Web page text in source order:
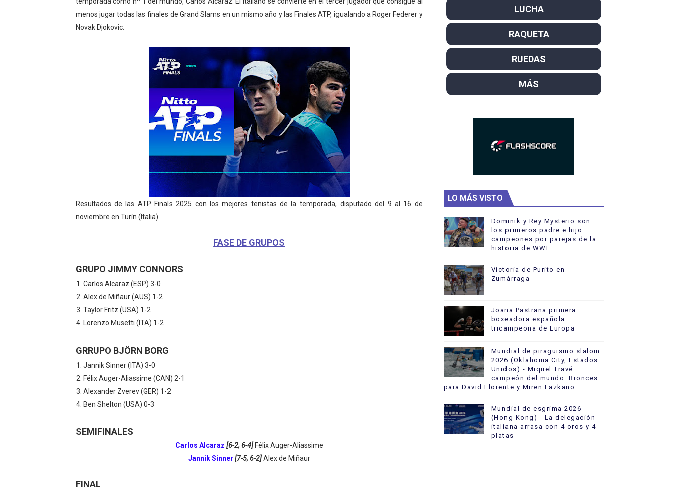
Athletes Unlimited Softball League 2026 - Las Utah Talons son bicampeonas de la AUSL
Mundial de piragüismo slalom 2026 (Oklahoma City, Estados Unidos) - Miquel Travé campeón del mundo. Bronces para David Llorente y Miren
Tour de Francia masculino 2026 - Tadej Pogacar entra en el selecto grupo de los pentacampeones, los más laureados
Mundial de Fórmula 1 2026 - Lando Norris consigue en Hungría su primera victoria del año como campeón
Campeonato de Europa de high diving 2026 (París, Francia) - Catalin Preda y Nelli Chukanivska nuevos campeones con Carlos Gimeno a las
menos jugar todas las finales de Grand Slams en un mismo año y las Finales ATP, igualando a Roger Federer y
Novak Djokovic.
Resultados de las ATP Finals 2025 con los mejores tenistas de la temporada, disputado del 9 al 16 de
noviembre en Turín (Italia).
FASE DE GRUPOS
GRUPO JIMMY CONNORS
Carlos Alcaraz (ESP) 3-0
Alex de Miñaur (AUS) 1-2
Taylor Fritz (USA) 1-2
Lorenzo Musetti (ITA) 1-2
GRRUPO BJÖRN BORG
Jannik Sinner (ITA) 3-0
Félix Auger-Aliassime (CAN) 2-1
Alexander Zverev (GER) 1-2
Ben Shelton (USA) 0-3
SEMIFINALES
Carlos Alcaraz [6-2, 6-4]Félix Auger-Aliassime
Jannik Sinner [7-5, 6-2]Alex de Miñaur
FINAL
LUCHA
RAQUETA
RUEDAS
MÁS
LO MÁS VISTO
Dominik y Rey Mysterio son
los primeros padre e hijo
campeones por parejas de la
historia de WWE
Victoria de Purito en
Zumárraga
Joana Pastrana primera
boxeadora española
tricampeona de Europa
Mundial de piragüismo slalom
2026 (Oklahoma City, Estados
Unidos) - Miquel Travé
campeón del mundo. Bronces
para David Llorente y Miren Lazkano
Mundial de esgrima 2026
(Hong Kong) - La delegación
italiana arrasa con 4 oros y 4
platas